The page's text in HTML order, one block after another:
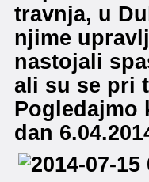
travnja, u
njime
nastojali
ali su se pri
Pogledajmo
dan